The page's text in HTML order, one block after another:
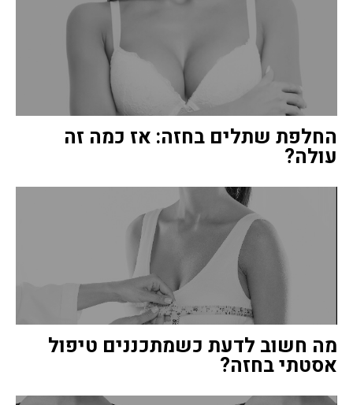
החלפת שתלים בחזה: אז כמה זה
עולה?
מה חשוב לדעת כשמתכננים טיפול
אסטתי בחזה?